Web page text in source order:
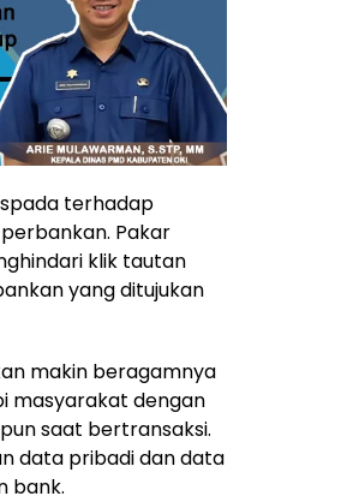
terhadap
Pakar
klik tautan
yang ditujukan
makin beragamnya
masyarakat dengan
saat bertransaksi.
data pribadi dan data
bank.